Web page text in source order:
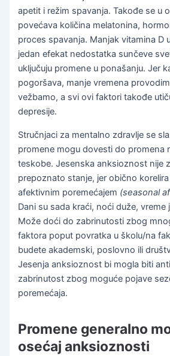
apetit i režim spavanja. Takođe se u
povećava količina melatonina,
proces spavanja. Manjak vitamina D
jedan efekat nedostatka sunčeve
uključuju promene u ponašanju. Jer
pogoršava, manje vremena
vežbamo, a svi ovi faktori takođe
depresije.
Stručnjaci za mentalno zdravlje se
promene mogu dovesti do promena
teskobe. Jesenska anksioznost nije
prepoznato stanje, jer obično
afektivnim poremećajem (seasonal
Dani su sada kraći, noći duže, vreme
Može doći do zabrinutosti zbog
faktora poput povratka u školu/na
budete akademski, poslovno ili
Jesenja anksioznost bi mogla biti
zabrinutost zbog moguće pojave
poremećaja.
Promene generalno
osećaj anksioznosti